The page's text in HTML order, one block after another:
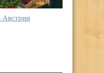
Австрии